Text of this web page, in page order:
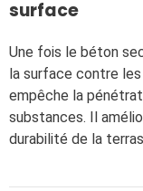
surface
Une fois le béton
la surface contre
empêche la
substances. Il
durabilité de la